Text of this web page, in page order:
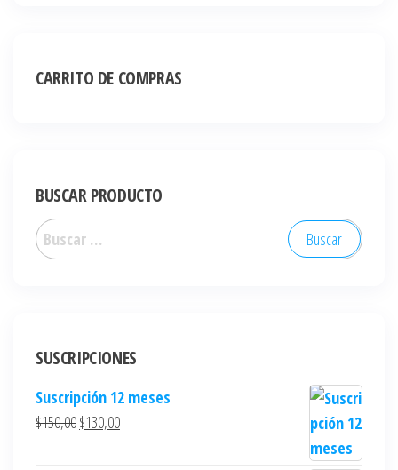
CARRITO DE COMPRAS
BUSCAR PRODUCTO
SUSCRIPCIONES
Suscripción 12 meses
$150,00$130,00